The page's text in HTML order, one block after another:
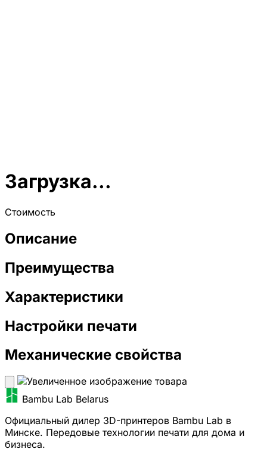
Загрузка...
Стоимость
Описание
Преимущества
Характеристики
Настройки печати
Механические свойства
Bambu Lab Belarus
Официальный дилер 3D-принтеров Bambu Lab в
Минске. Передовые технологии печати для дома и
бизнеса.